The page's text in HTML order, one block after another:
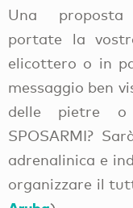
Una proposta
portate la
elicottero o in
messaggio ben
delle pietre o
SPOSARMI?
adrenalinica e
organizzare il